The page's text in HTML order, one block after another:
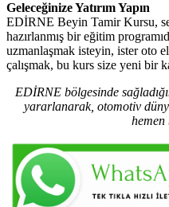
Geleceğinize Yatırım Yapın
EDİRNE Beyin Tamir Kursu,
hazırlanmış bir eğitim
uzmanlaşmak isteyin, ister oto
çalışmak, bu kurs size yeni bir
EDİRNE bölgesinde
yararlanarak, otomotiv
hemen